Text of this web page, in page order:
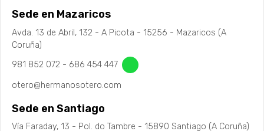
Sede en Mazaricos
Avda. 13 de Abril, 132 - A Picota - 15256 - Mazaricos (A
Coruña)
981 852 072 - 686 454 447
otero@hermanosotero.com
Sede en Santiago
Vía Faraday, 13 - Pol. do Tambre - 15890 Santiago (A Coruña)